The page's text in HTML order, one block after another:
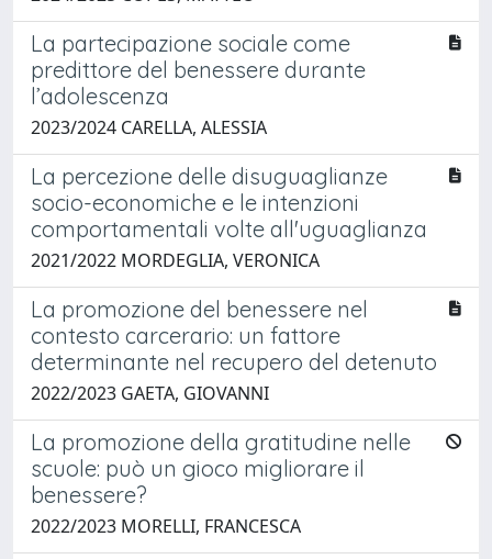
La partecipazione sociale come
predittore del benessere durante
l’adolescenza
2023/2024 CARELLA, ALESSIA
La percezione delle disuguaglianze
socio-economiche e le intenzioni
comportamentali volte all'uguaglianza
2021/2022 MORDEGLIA, VERONICA
La promozione del benessere nel
contesto carcerario: un fattore
determinante nel recupero del detenuto
2022/2023 GAETA, GIOVANNI
La promozione della gratitudine nelle
scuole: può un gioco migliorare il
benessere?
2022/2023 MORELLI, FRANCESCA